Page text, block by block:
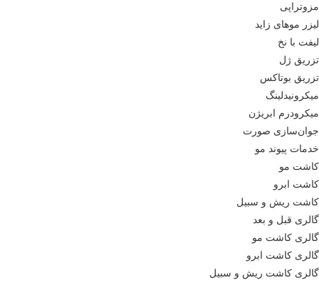
مزوتراپی
لیزر موهای زاید
لیفت با نخ
تزریق ژل
تزریق بوتاکس
میکرونیدلینگ
میکرودرم ابریژن
جوان‌سازی صورت
خدمات پیوند مو
کاشت مو
کاشت ابرو
کاشت ریش و سبیل
گالری قبل و بعد
گالری کاشت مو
گالری کاشت ابرو
گالری کاشت ریش و سبیل